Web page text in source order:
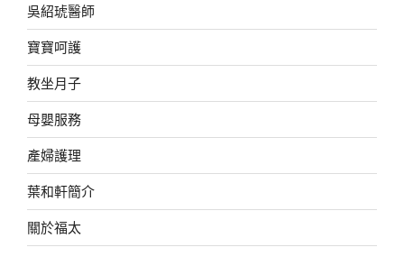
吳紹琥醫師
寶寶呵護
教坐月子
母嬰服務
產婦護理
葉和軒簡介
關於福太